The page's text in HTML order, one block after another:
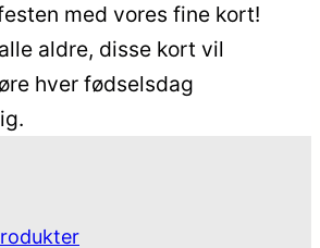
med vores fine kort!
aldre, disse kort vil
hver fødselsdag